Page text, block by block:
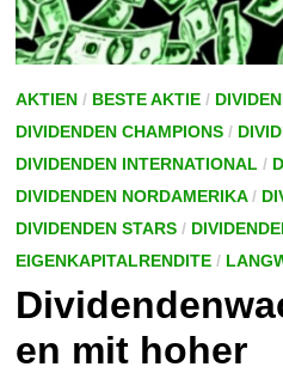
AKTIEN/ BESTE AKTIE/
DIVIDENDEN CHAMPIONS/
DIVIDENDEN INTERNATIONAL /
DIVIDENDEN NORDAMERIKA/
DIVIDENDEN STARS/
EIGENKAPITALRENDITE/
en mit hoher